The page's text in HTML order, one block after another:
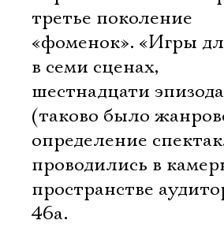
третье поколение
«фоменок». «Игры
в семи сценах,
шестнадцати
(таково было
определение
проводились в
пространстве
46а.